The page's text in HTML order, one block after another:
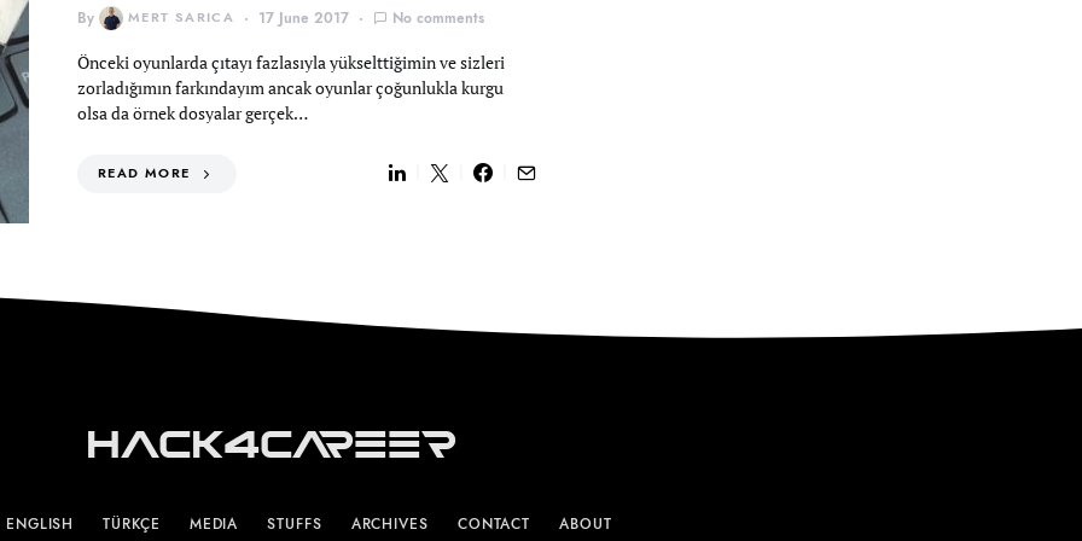
By MERT SARICA 17 June 2017 No comments
Önceki oyunlarda çıtayı fazlasıyla yükselttiğimin ve sizleri
zorladığımın farkındayım ancak oyunlar çoğunlukla kurgu
olsa da örnek dosyalar gerçek…
READ MORE
Hack4Career
ENGLISH TÜRKÇE MEDIA STUFFS ARCHIVES CONTACT ABOUT